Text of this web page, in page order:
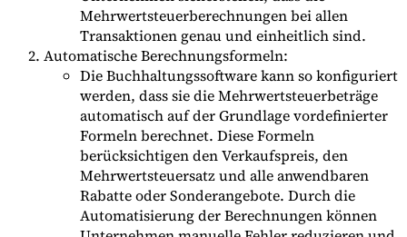
Mehrwertsteuerberechnungen bei allen
Transaktionen genau und einheitlich sind.
Automatische Berechnungsformeln:
Die Buchhaltungssoftware kann so konfiguriert
werden, dass sie die Mehrwertsteuerbeträge
automatisch auf der Grundlage vordefinierter
Formeln berechnet. Diese Formeln
berücksichtigen den Verkaufspreis, den
Mehrwertsteuersatz und alle anwendbaren
Rabatte oder Sonderangebote. Durch die
Automatisierung der Berechnungen können